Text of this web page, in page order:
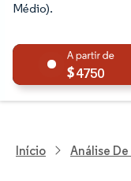
Médio).
4750
Início Análise